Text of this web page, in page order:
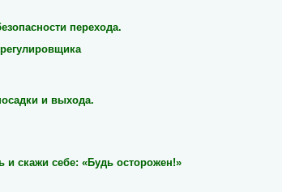
перехода.
и выхода.
и скажи себе: «Будь осторожен!»